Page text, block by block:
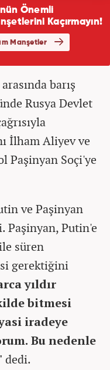
barış
Rusya Devlet
İlham Aliyev ve
Paşinyan Soçi'ye
ve Paşinyan
Paşinyan, Putin'e
süren
gerektiğini
yıldır
bitmesi
iradeye
Bu nedenle
dedi.